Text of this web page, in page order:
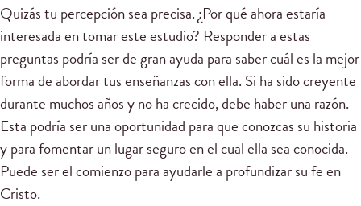
Quizás tu percepción sea precisa. ¿Por qué ahora estaría
interesada en tomar este estudio? Responder a estas
preguntas podría ser de gran ayuda para saber cuál es la mejor
forma de abordar tus enseñanzas con ella. Si ha sido creyente
durante muchos años y no ha crecido, debe haber una razón.
Esta podría ser una oportunidad para que conozcas su historia
y para fomentar un lugar seguro en el cual ella sea conocida.
Puede ser el comienzo para ayudarle a profundizar su fe en
Cristo.